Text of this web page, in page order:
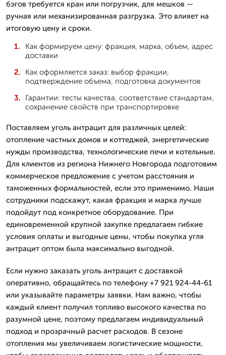
бэгов требуется кран или погрузчик, для мешков —
ручная или механизированная разгрузка. Это влияет на
итоговую цену и сроки.
Как формируем цену: фракция, марка, объем, адрес
доставки
Как оформляется заказ: выбор фракции,
подтверждение объема, подготовка документов
Гарантии: тесты качества, соответствие стандартам,
сохранение свойств при транспортировке
Поставляем уголь антрацит для различных целей:
отопление частных домов и коттеджей, энергетические
нужды производства, технологические печи и котельные.
Для клиентов из региона Нижнего Новгорода подготовим
коммерческое предложение с учетом расстояния и
таможенных формальностей, если это применимо. Наши
сотрудники подскажут, какая фракция и марка лучше
подойдут под конкретное оборудование. При
единовременной крупной закупке предлагаем гибкие
условия оплаты и выгодные цены, чтобы покупка угля
антрацит оптом была максимально выгодной.
Если нужно заказать уголь антрацит с доставкой
оперативно, обращайтесь по телефону +7 921 924-44-61
или указывайте параметры заявки. Нам важно, чтобы
каждый клиент получил топливо высокого качества по
разумной цене, поэтому предлагаем индивидуальный
подход и прозрачный расчет расходов. В сезоне
отопления мы увеличиваем логистические мощности,